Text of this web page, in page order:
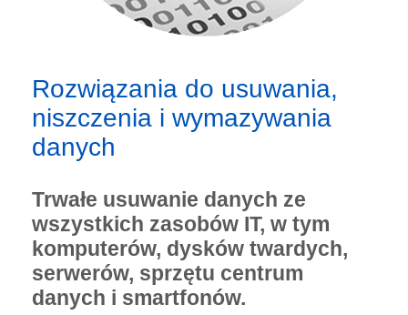
Rozwiązania do usuwania,
niszczenia i wymazywania
danych
Trwałe usuwanie danych ze
wszystkich zasobów IT, w tym
komputerów, dysków twardych,
serwerów, sprzętu centrum
danych i smartfonów.